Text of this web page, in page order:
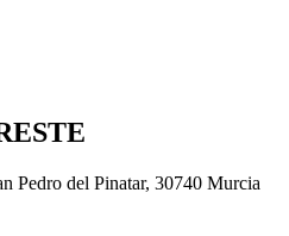
Pedro del Pinatar, 30740 Murcia